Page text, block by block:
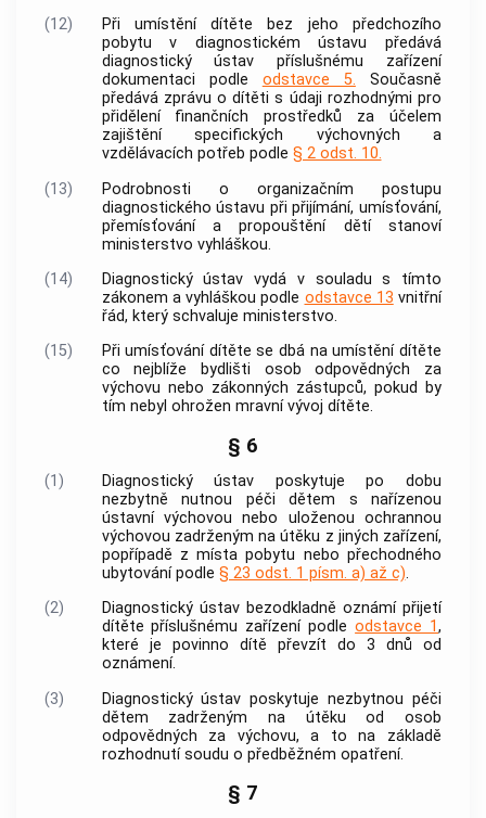
(12)
Při umístění dítěte bez jeho předchozího
pobytu v diagnostickém ústavu předává
diagnostický ústav příslušnému zařízení
dokumentaci podle odstavce 5. Současně
předává zprávu o dítěti s údaji rozhodnými pro
přidělení finančních prostředků za účelem
zajištění specifických výchovných a
vzdělávacích potřeb podle § 2 odst. 10.
(13)
Podrobnosti o organizačním postupu
diagnostického ústavu při přijímání, umísťování,
přemísťování a propouštění dětí stanoví
ministerstvo vyhláškou.
(14)
Diagnostický ústav vydá v souladu s tímto
zákonem a vyhláškou podle odstavce 13 vnitřní
řád, který schvaluje ministerstvo.
(15)
Při umísťování dítěte se dbá na umístění dítěte
co nejblíže bydlišti osob odpovědných za
výchovu nebo zákonných zástupců, pokud by
tím nebyl ohrožen mravní vývoj dítěte.
§ 6
(1)
Diagnostický ústav poskytuje po dobu
nezbytně nutnou péči dětem s nařízenou
ústavní výchovou nebo uloženou ochrannou
výchovou zadrženým na útěku z jiných zařízení,
popřípadě z místa pobytu nebo přechodného
ubytování podle § 23 odst. 1 písm. a) až c).
(2)
Diagnostický ústav bezodkladně oznámí přijetí
dítěte příslušnému zařízení podleodstavce 1,
které je povinno dítě převzít do 3 dnů od
oznámení.
(3)
Diagnostický ústav poskytuje nezbytnou péči
dětem zadrženým na útěku od osob
odpovědných za výchovu, a to na základě
rozhodnutí soudu o předběžném opatření.
§ 7